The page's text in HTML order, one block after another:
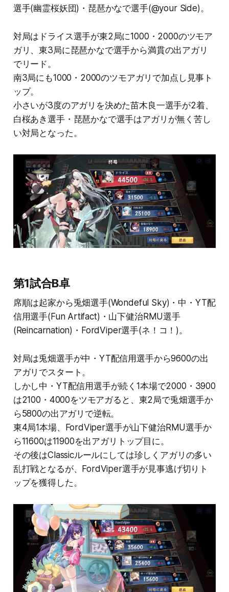
選手(幽霊桜妖団)・琵琶かなで選手(@your Side)。
対局はドライス選手が東2局に1000・2000のツモア
ガリ、東3局に琵琶かなで選手から満貫の出アガリ
でリード。
南3局にも1000・2000のツモアガリで加点し見事ト
ップ。
小さいが3度のアガリを決めた苗木良一選手が2着、
白桜あき選手・琵琶かなで選手はアガリが無く苦し
い対局となった。
第1試合B卓
席順は起家から兎畑選手(Wondeful Sky)・中・YT配
信用選手(Fun Artifact)・山下健治RMU選手
(Reincarnation)・FordViper選手(ネ！コ！)。
対局は兎畑選手が中・YT配信用選手から9600の出
アガリでスタート。
しかし中・YT配信用選手が続く1本場で2000・3900
は2100・4000をツモアガると、東2局で兎畑選手か
ら5800の出アガリで逆転。
東4局1本場、FordViper選手が山下健治RMU選手か
ら11600は11900を出アガリトップ目に。
その後はClassicルールにしては珍しくアガリの多い
乱打戦となるが、FordViper選手が見事逃げ切りト
ップを獲得した。